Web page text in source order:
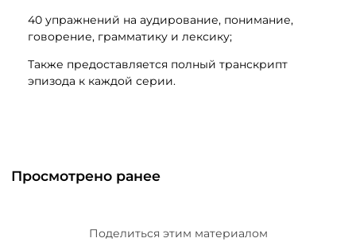
40 упражнений на аудирование, понимание,
говорение, грамматику и лексику;
Также предоставляется полный транскрипт
эпизода к каждой серии.
Просмотрено ранее
Поделиться этим материалом